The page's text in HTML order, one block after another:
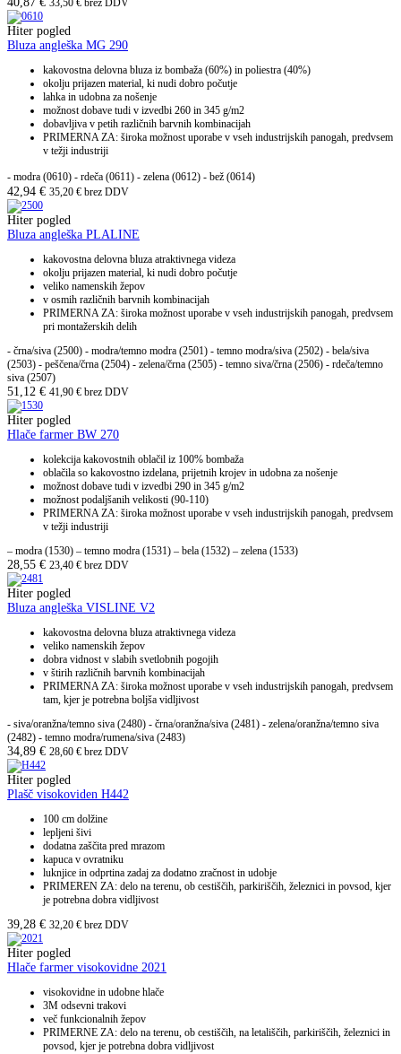
33,50 € brez DDV
Hiter pogled
Bluza angleška MG 290
kakovostna delovna bluza iz bombaža (60%) in poliestra (40%)
okolju prijazen material, ki nudi dobro počutje
lahka in udobna za nošenje
možnost dobave tudi v izvedbi 260 in 345 g/m2
dobavljiva v petih različnih barvnih kombinacijah
PRIMERNA ZA: široka možnost uporabe v vseh industrijskih panogah, predvsem
v težji industriji
- modra (0610) - rdeča (0611) - zelena (0612) - bež (0614)
42,94 € 35,20 € brez DDV
Hiter pogled
Bluza angleška PLALINE
kakovostna delovna bluza atraktivnega videza
okolju prijazen material, ki nudi dobro počutje
veliko namenskih žepov
v osmih različnih barvnih kombinacijah
PRIMERNA ZA: široka možnost uporabe v vseh industrijskih panogah, predvsem
pri montažerskih delih
- črna/siva (2500) - modra/temno modra (2501) - temno modra/siva (2502) - bela/siva
(2503) - peščena/črna (2504) - zelena/črna (2505) - temno siva/črna (2506) - rdeča/temno
siva (2507)
51,12 € 41,90 € brez DDV
Hiter pogled
Hlače farmer BW 270
kolekcija kakovostnih oblačil iz 100% bombaža
oblačila so kakovostno izdelana, prijetnih krojev in udobna za nošenje
možnost dobave tudi v izvedbi 290 in 345 g/m2
možnost podaljšanih velikosti (90-110)
PRIMERNA ZA: široka možnost uporabe v vseh industrijskih panogah, predvsem
v težji industriji
– modra (1530) – temno modra (1531) – bela (1532) – zelena (1533)
28,55 € 23,40 € brez DDV
Hiter pogled
Bluza angleška VISLINE V2
kakovostna delovna bluza atraktivnega videza
veliko namenskih žepov
dobra vidnost v slabih svetlobnih pogojih
v štirih različnih barvnih kombinacijah
PRIMERNA ZA: široka možnost uporabe v vseh industrijskih panogah, predvsem
tam, kjer je potrebna boljša vidljivost
- siva/oranžna/temno siva (2480) - črna/oranžna/siva (2481) - zelena/oranžna/temno siva
(2482) - temno modra/rumena/siva (2483)
34,89 € 28,60 € brez DDV
Hiter pogled
Plašč visokoviden H442
100 cm dolžine
lepljeni šivi
dodatna zaščita pred mrazom
kapuca v ovratniku
luknjice in odprtina zadaj za dodatno zračnost in udobje
PRIMEREN ZA: delo na terenu, ob cestiščih, parkiriščih, železnici in povsod, kjer
je potrebna dobra vidljivost
39,28 € 32,20 € brez DDV
Hiter pogled
Hlače farmer visokovidne 2021
visokovidne in udobne hlače
3M odsevni trakovi
več funkcionalnih žepov
PRIMERNE ZA: delo na terenu, ob cestiščih, na letališčih, parkiriščih, železnici in
povsod, kjer je potrebna dobra vidljivost